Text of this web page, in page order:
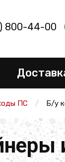
800-44-00
ПС Б/у